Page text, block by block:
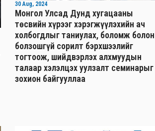
30 Aug, 2024
Монгол Улсад Дунд хугацааны
төсвийн хүрээг хэрэгжүүлэхийн ач
холбогдлыг таниулах, боломж болон
болзошгүй сорилт бэрхшээлийг
тогтоож, шийдвэрлэх алхмуудын
талаар хэлэлцэх уулзалт семинарыг
зохион байгууллаа